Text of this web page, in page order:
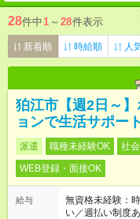
28件中1 ～ 28件表示
新着順 時給順 人
狛江市【週2日～
ョンで生活サポート
派遣 職種未経験OK 社
WEB登録・面接OK
給与
無資格未経験：
い／週払い制度